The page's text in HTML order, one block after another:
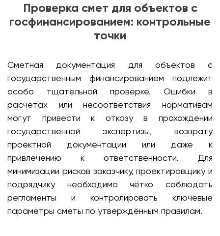
Проверка смет для объектов с
госфинансированием: контрольные
точки
Сметная документация для объектов с
государственным финансированием подлежит
особо тщательной проверке. Ошибки в
расчётах или несоответствия нормативам
могут привести к отказу в прохождении
государственной экспертизы, возврату
проектной документации или даже к
привлечению к ответственности. Для
минимизации рисков заказчику, проектировщику и
подрядчику необходимо чётко соблюдать
регламенты и контролировать ключевые
параметры сметы по утверждённым правилам.